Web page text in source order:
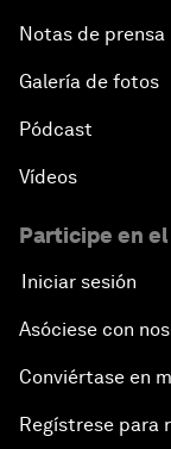
Notas de prensa
Galería de fotos
Pódcast
Vídeos
Participe en
Iniciar sesión
Asóciese con
Conviértase en
Regístrese para